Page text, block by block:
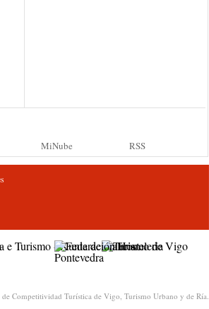
MiNube RSS
de Competitividad Turística de Vigo, Turismo Urbano y de Ría.